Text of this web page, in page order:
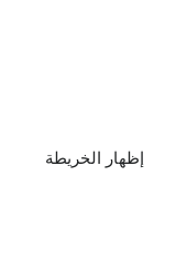
إظهار الخريطة